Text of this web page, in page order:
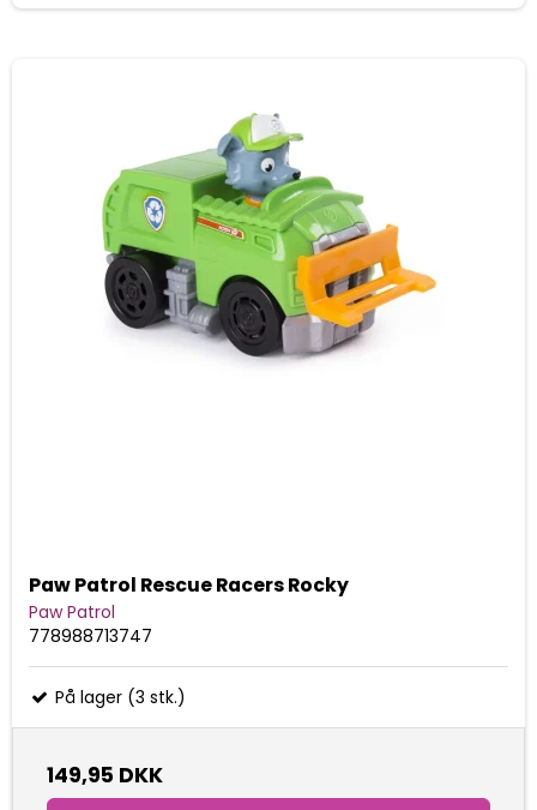
Paw Patrol Rescue Racers Rocky
Paw Patrol
778988713747
På lager (3 stk.)
149,95 DKK